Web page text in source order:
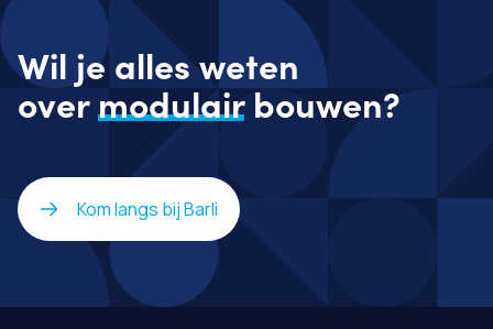
Wil je alles weten
overmodulairbouwen?
Kom langs bij Barli